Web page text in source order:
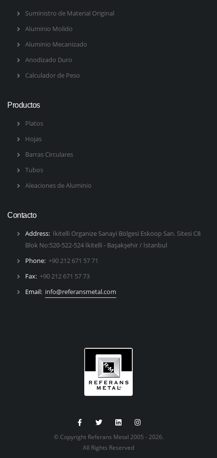
Suministro de Material Original
Aluminio Molido
Aluminio Mecanizado
Anodizado Duro
Calculador de Peso
Productos
Platos
Hojas
Barras Circulares
Tubos
Aleaciones de Aluminio
Contacto
Address: İkitelli Organize Sanayi Bölgesi Eskoop San. Sitesi C8
Blok No:520-522-524 İkitelli - Başakşehir / İstanbul
Phone: +90 212 671 57 71
Fax: +90 212 671 57 73
Email: info@referansmetal.com
© Copyright Referans Metal 2005 - 2026.
All Rights Reserved